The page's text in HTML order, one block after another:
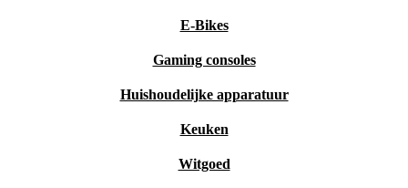
E-Bikes
Gaming consoles
Huishoudelijke apparatuur
Keuken
Witgoed